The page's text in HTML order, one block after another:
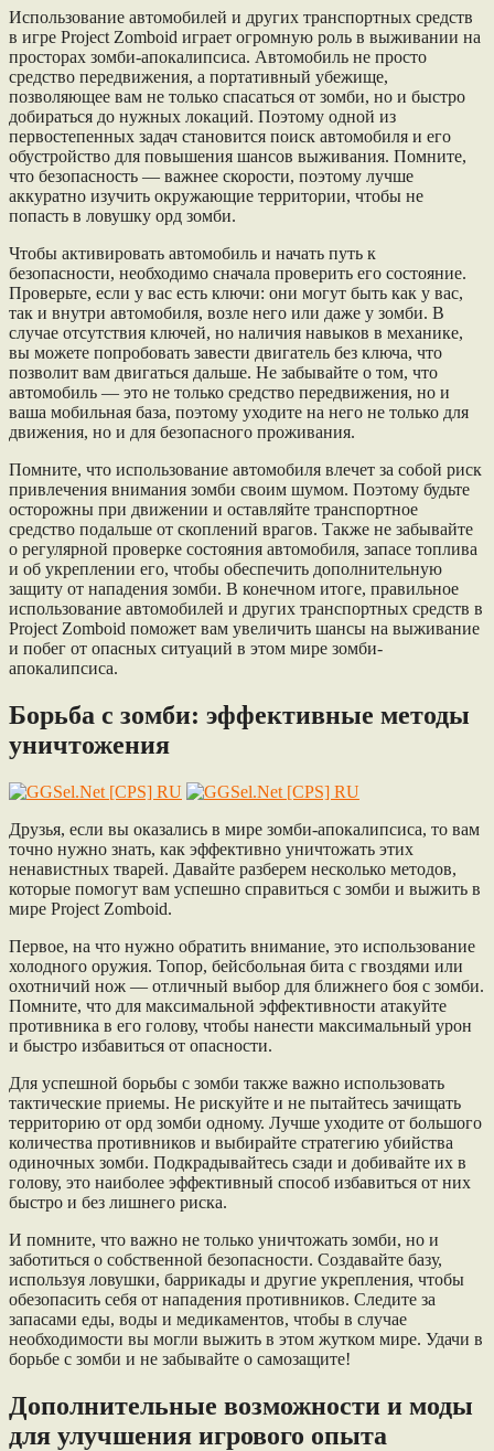
Использование автомобилей и других транспортных средств
в игре Project Zomboid играет огромную роль в выживании на
просторах зомби-апокалипсиса. Автомобиль не просто
средство передвижения, а портативный убежище,
позволяющее вам не только спасаться от зомби, но и быстро
добираться до нужных локаций. Поэтому одной из
первостепенных задач становится поиск автомобиля и его
обустройство для повышения шансов выживания. Помните,
что безопасность — важнее скорости, поэтому лучше
аккуратно изучить окружающие территории, чтобы не
попасть в ловушку орд зомби.
Чтобы активировать автомобиль и начать путь к
безопасности, необходимо сначала проверить его состояние.
Проверьте, если у вас есть ключи: они могут быть как у вас,
так и внутри автомобиля, возле него или даже у зомби. В
случае отсутствия ключей, но наличия навыков в механике,
вы можете попробовать завести двигатель без ключа, что
позволит вам двигаться дальше. Не забывайте о том, что
автомобиль — это не только средство передвижения, но и
ваша мобильная база, поэтому уходите на него не только для
движения, но и для безопасного проживания.
Помните, что использование автомобиля влечет за собой риск
привлечения внимания зомби своим шумом. Поэтому будьте
осторожны при движении и оставляйте транспортное
средство подальше от скоплений врагов. Также не забывайте
о регулярной проверке состояния автомобиля, запасе топлива
и об укреплении его, чтобы обеспечить дополнительную
защиту от нападения зомби. В конечном итоге, правильное
использование автомобилей и других транспортных средств в
Project Zomboid поможет вам увеличить шансы на выживание
и побег от опасных ситуаций в этом мире зомби-
апокалипсиса.
Борьба с зомби: эффективные методы
уничтожения
Друзья, если вы оказались в мире зомби-апокалипсиса, то вам
точно нужно знать, как эффективно уничтожать этих
ненавистных тварей. Давайте разберем несколько методов,
которые помогут вам успешно справиться с зомби и выжить в
мире Project Zomboid.
Первое, на что нужно обратить внимание, это использование
холодного оружия. Топор, бейсбольная бита с гвоздями или
охотничий нож — отличный выбор для ближнего боя с зомби.
Помните, что для максимальной эффективности атакуйте
противника в его голову, чтобы нанести максимальный урон
и быстро избавиться от опасности.
Для успешной борьбы с зомби также важно использовать
тактические приемы. Не рискуйте и не пытайтесь зачищать
территорию от орд зомби одному. Лучше уходите от большого
количества противников и выбирайте стратегию убийства
одиночных зомби. Подкрадывайтесь сзади и добивайте их в
голову, это наиболее эффективный способ избавиться от них
быстро и без лишнего риска.
И помните, что важно не только уничтожать зомби, но и
заботиться о собственной безопасности. Создавайте базу,
используя ловушки, баррикады и другие укрепления, чтобы
обезопасить себя от нападения противников. Следите за
запасами еды, воды и медикаментов, чтобы в случае
необходимости вы могли выжить в этом жутком мире. Удачи в
борьбе с зомби и не забывайте о самозащите!
Дополнительные возможности и моды
для улучшения игрового опыта